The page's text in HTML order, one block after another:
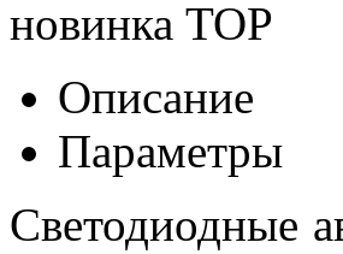
новинка TOP
Описание
Параметры
Светодиодные